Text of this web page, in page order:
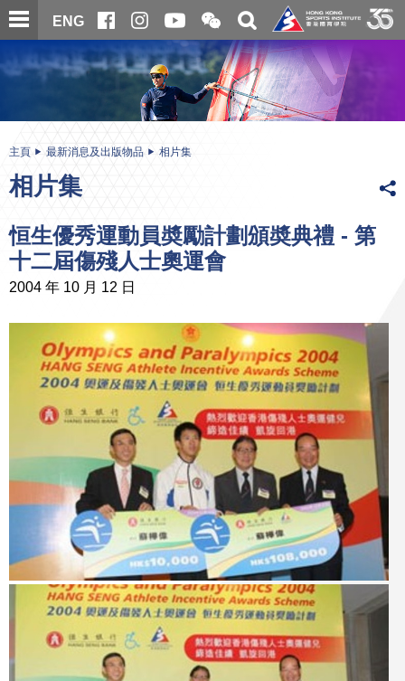
跳
至
內
ENG
開
合
微
信
二
維
碼
關
搜
尋
内
主頁 最新消息及出版物品 相片集
相片集
恒生優秀運動員奬勵計劃頒奬典禮 - 第
十二屆傷殘人士奧運會
2004 年 10 月 12 日